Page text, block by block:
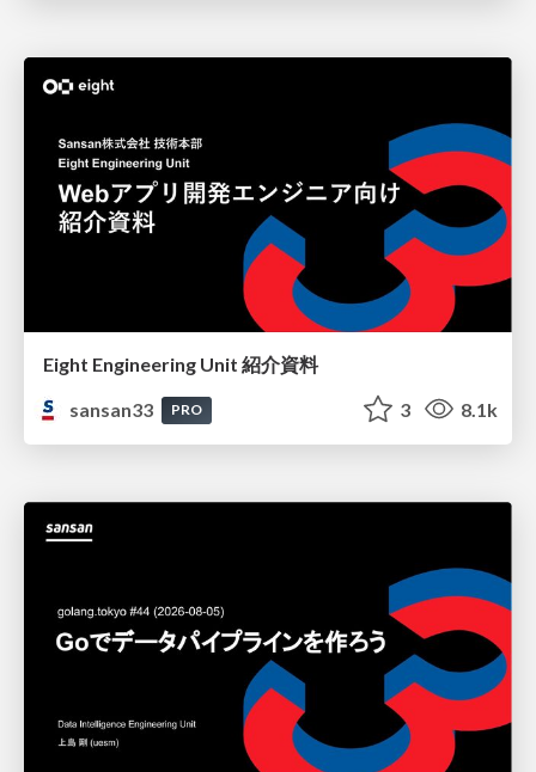
Eight Engineering Unit 紹介資料
sansan33
PRO 3 8.1k